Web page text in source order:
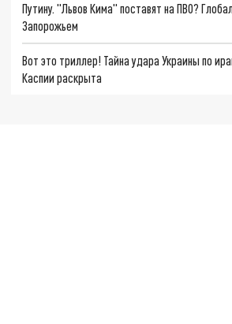
Путину. "Львов Кима" поставят на ПВО?
Запорожьем
Вот это триллер! Тайна удара Украины по
Каспии раскрыта